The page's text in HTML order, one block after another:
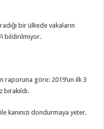
bir ülkede vakaların
bildirilmiyor.
raporuna göre: 2019’un ilk 3
kanınızı dondurmaya yeter.